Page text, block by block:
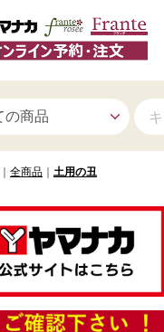
全商品 土用の丑